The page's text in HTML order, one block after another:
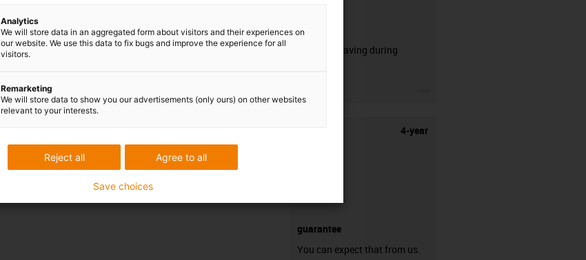
CFRIP®
50% time saving during
4-year
guarantee
You can expect that from us.
Analytics
We will store data in an aggregated form about visitors and their experiences on
our website. We use this data to fix bugs and improve the experience for all
visitors.
Remarketing
We will store data to show you our advertisements (only ours) on other websites
relevant to your interests.
Agree to all
Reject all
Save choices